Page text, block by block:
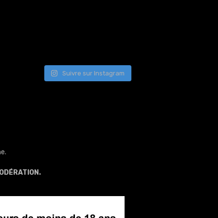
Suivre sur Instagram